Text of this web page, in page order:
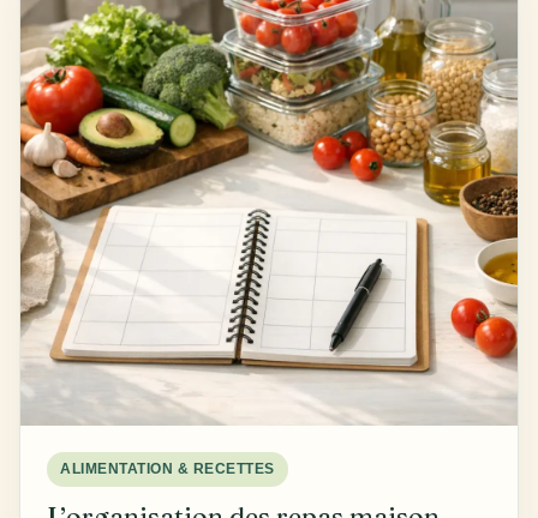
ALIMENTATION & RECETTES